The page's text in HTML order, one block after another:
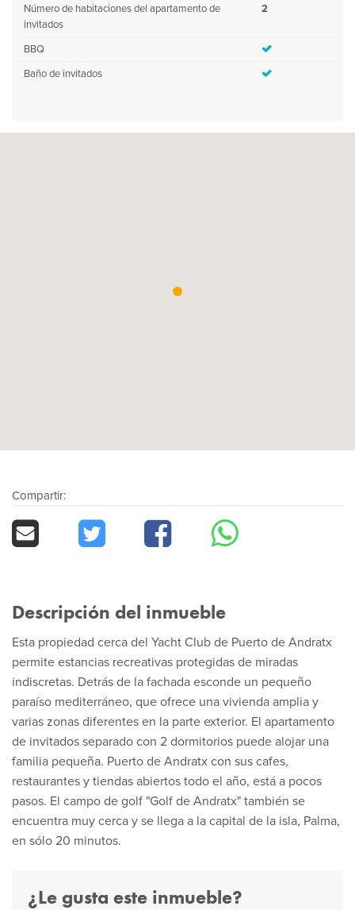
Número de habitaciones del apartamento de
invitados
2
BBQ
Baño de invitados
Compartir:
Descripción del inmueble
Esta propiedad cerca del Yacht Club de Puerto de Andratx
permite estancias recreativas protegidas de miradas
indiscretas. Detrás de la fachada esconde un pequeño
paraíso mediterráneo, que ofrece una vivienda amplia y
varias zonas diferentes en la parte exterior. El apartamento
de invitados separado con 2 dormitorios puede alojar una
familia pequeña. Puerto de Andratx con sus cafes,
restaurantes y tiendas abiertos todo el año, está a pocos
pasos. El campo de golf "Golf de Andratx" también se
encuentra muy cerca y se llega a la capital de la isla, Palma,
en sólo 20 minutos.
¿Le gusta este inmueble?